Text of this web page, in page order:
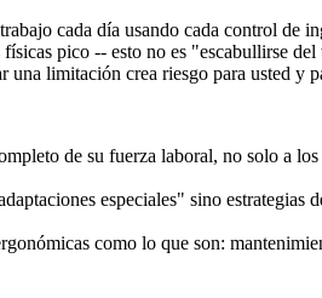
cada día usando cada control de
pico -- esto no es "escabullirse
limitación crea riesgo para usted y
de su fuerza laboral, no solo a
especiales" sino estrategias
como lo que son: